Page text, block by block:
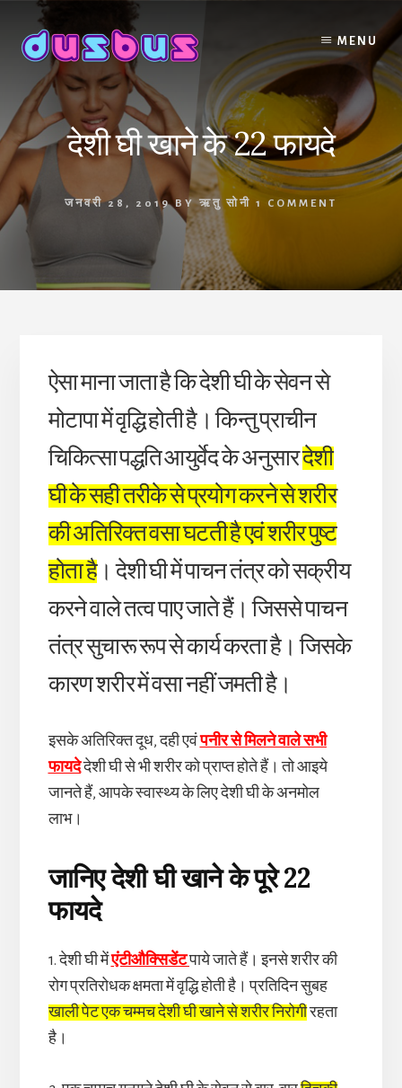
content
MENU
देशी घी खाने के 22 फायदे
जनवरी 28, 2019BYऋतु सोनी 1 COMMENT
ऐसा माना जाता है कि देशी घी के सेवन से
मोटापा में वृद्धि होती है। किन्तु प्राचीन
चिकित्सा पद्धति आयुर्वेद के अनुसारदेशी
घी के सही तरीके से प्रयोग करने से शरीर
की अतिरिक्त वसा घटती है एवं शरीर पुष्ट
होता है। देशी घी में पाचन तंत्र को सक्रीय
करने वाले तत्व पाए जाते हैं। जिससे पाचन
तंत्र सुचारू रूप से कार्य करता है। जिसके
कारण शरीर में वसा नहीं जमती है।
इसके अतिरिक्त दूध, दही एवंपनीर से मिलने वाले सभी
फायदेदेशी घी से भी शरीर को प्राप्त होते हैं। तो आइये
जानते हैं, आपके स्वास्थ्य के लिए देशी घी के अनमोल
लाभ।
जानिए देशी घी खाने के पूरे 22
फायदे
1. देशी घी मेंएंटीऔक्सिडेंटपाये जाते हैं। इनसे शरीर की
रोग प्रतिरोधक क्षमता में वृद्धि होती है। प्रतिदिन सुबह
खाली पेट एक चम्मच देशी घी खाने से शरीर निरोगीरहता
है।